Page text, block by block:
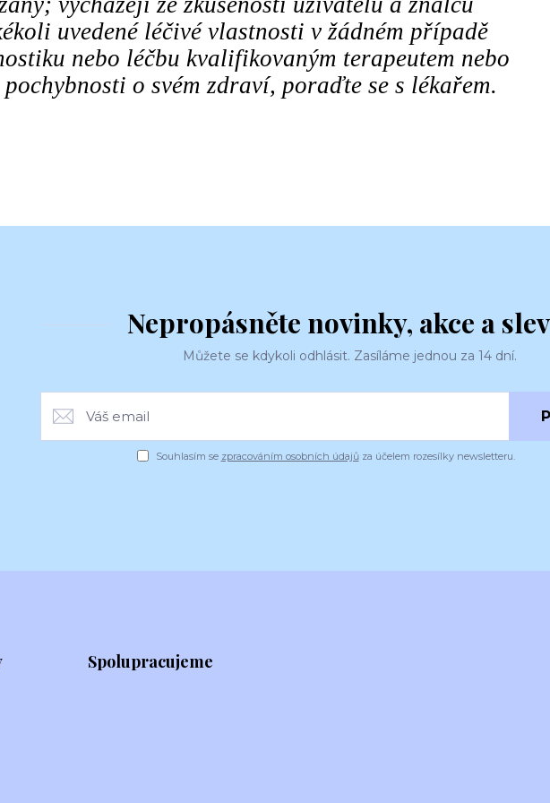
uvedené léčivé vlastnosti v žádném případě
nebo léčbu kvalifikovaným terapeutem nebo
o svém zdraví, poraďte se s lékařem.
Nepropásněte novinky, akce a
Můžete se kdykoli odhlásit. Zasíláme jednou za 14 dní.
Souhlasím se zpracováním osobních údajůza účelem rozesílky newsletteru.
Spolupracujeme